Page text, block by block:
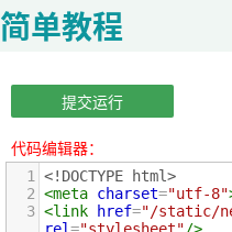
简单教程
提交运行
代码编辑器：
1
<!DOCTYPE html>
2 <meta charset="utf-8"
3 <link href="/static/